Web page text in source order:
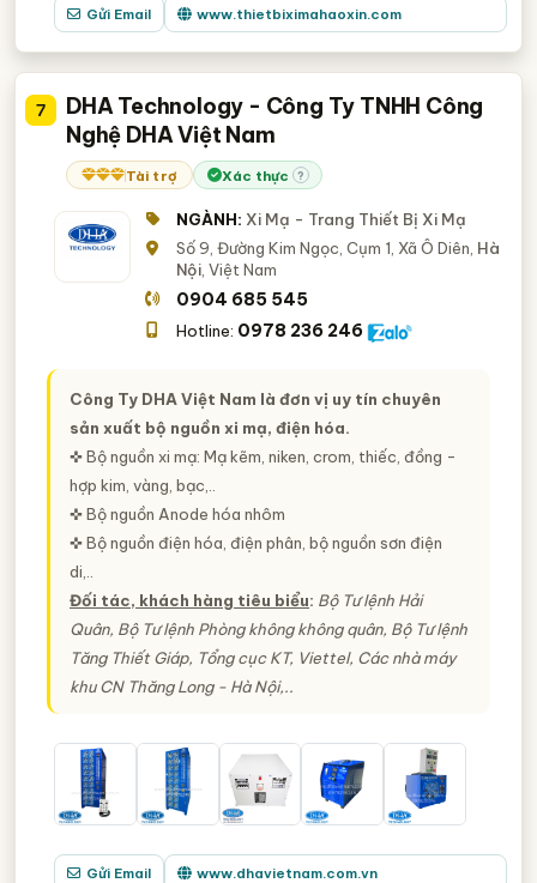
Gửi Email www.thietbiximahaoxin.com
7
DHA Technology - Công Ty TNHH Công
Nghệ DHA Việt Nam
Tài trợ Xác thực ?
NGÀNH: Xi Mạ - Trang Thiết Bị Xi Mạ
Số 9, Đường Kim Ngọc, Cụm 1, Xã Ô Diên, Hà
Nội , Việt Nam
0904 685 545
Hotline: 0978 236 246
Công Ty DHA Việt Nam là đơn vị uy tín chuyên
sản xuất bộ nguồn xi mạ, điện hóa.
✜ Bộ nguồn xi mạ: Mạ kẽm, niken, crom, thiếc, đồng -
hợp kim, vàng, bạc,..
✜ Bộ nguồn Anode hóa nhôm
✜ Bộ nguồn điện hóa, điện phân, bộ nguồn sơn điện
di,..
Đối tác, khách hàng tiêu biểu: Bộ Tư lệnh Hải
Quân, Bộ Tư lệnh Phòng không không quân, Bộ Tư lệnh
Tăng Thiết Giáp, Tổng cục KT, Viettel, Các nhà máy
khu CN Thăng Long - Hà Nội,..
Gửi Email www.dhavietnam.com.vn